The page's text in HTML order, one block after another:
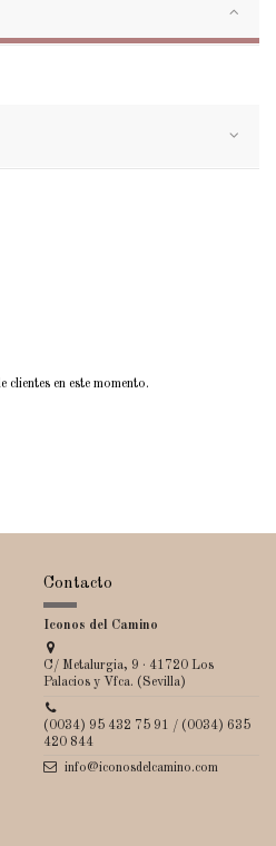
clientes en este momento.
Contacto
Iconos del Camino
C/ Metalurgia, 9 · 41720 Los
Palacios y Vfca. (Sevilla)
(0034) 95 432 75 91 / (0034) 635
420 844
info@iconosdelcamino.com